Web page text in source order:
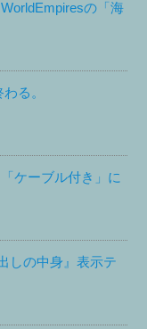
の「海
る。
ケーブル付き」に
しの中身』表示テ